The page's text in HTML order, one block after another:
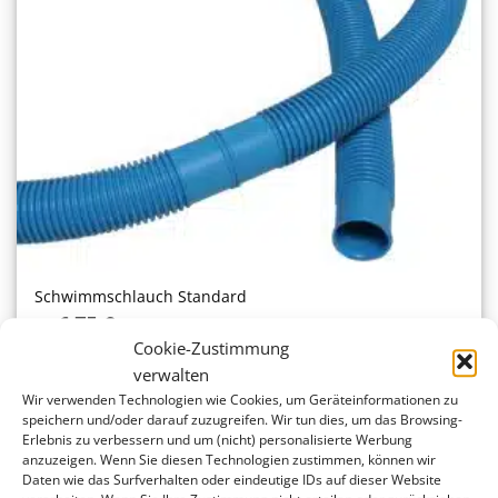
Cookie-Zustimmung
verwalten
Wir verwenden Technologien wie Cookies, um Geräteinformationen zu
speichern und/oder darauf zuzugreifen. Wir tun dies, um das Browsing-
Erlebnis zu verbessern und um (nicht) personalisierte Werbung
anzuzeigen. Wenn Sie diesen Technologien zustimmen, können wir
Daten wie das Surfverhalten oder eindeutige IDs auf dieser Website
Schwimmschlauch Standard
6,75 €
POOLFACTORY.AT